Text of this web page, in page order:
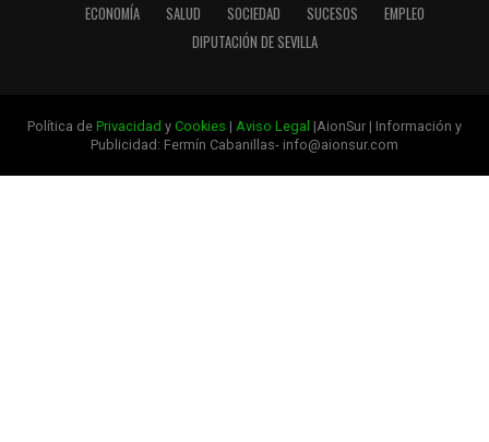
ECONOMÍA
SALUD SOCIEDAD SUCESOS
EMPLEO
DIPUTACIÓN DE SEVILLA
Política de Privacidad y Cookies | Aviso Legal |AionSur | Información y
Publicidad: Fermín Cabanillas- info@aionsur.com